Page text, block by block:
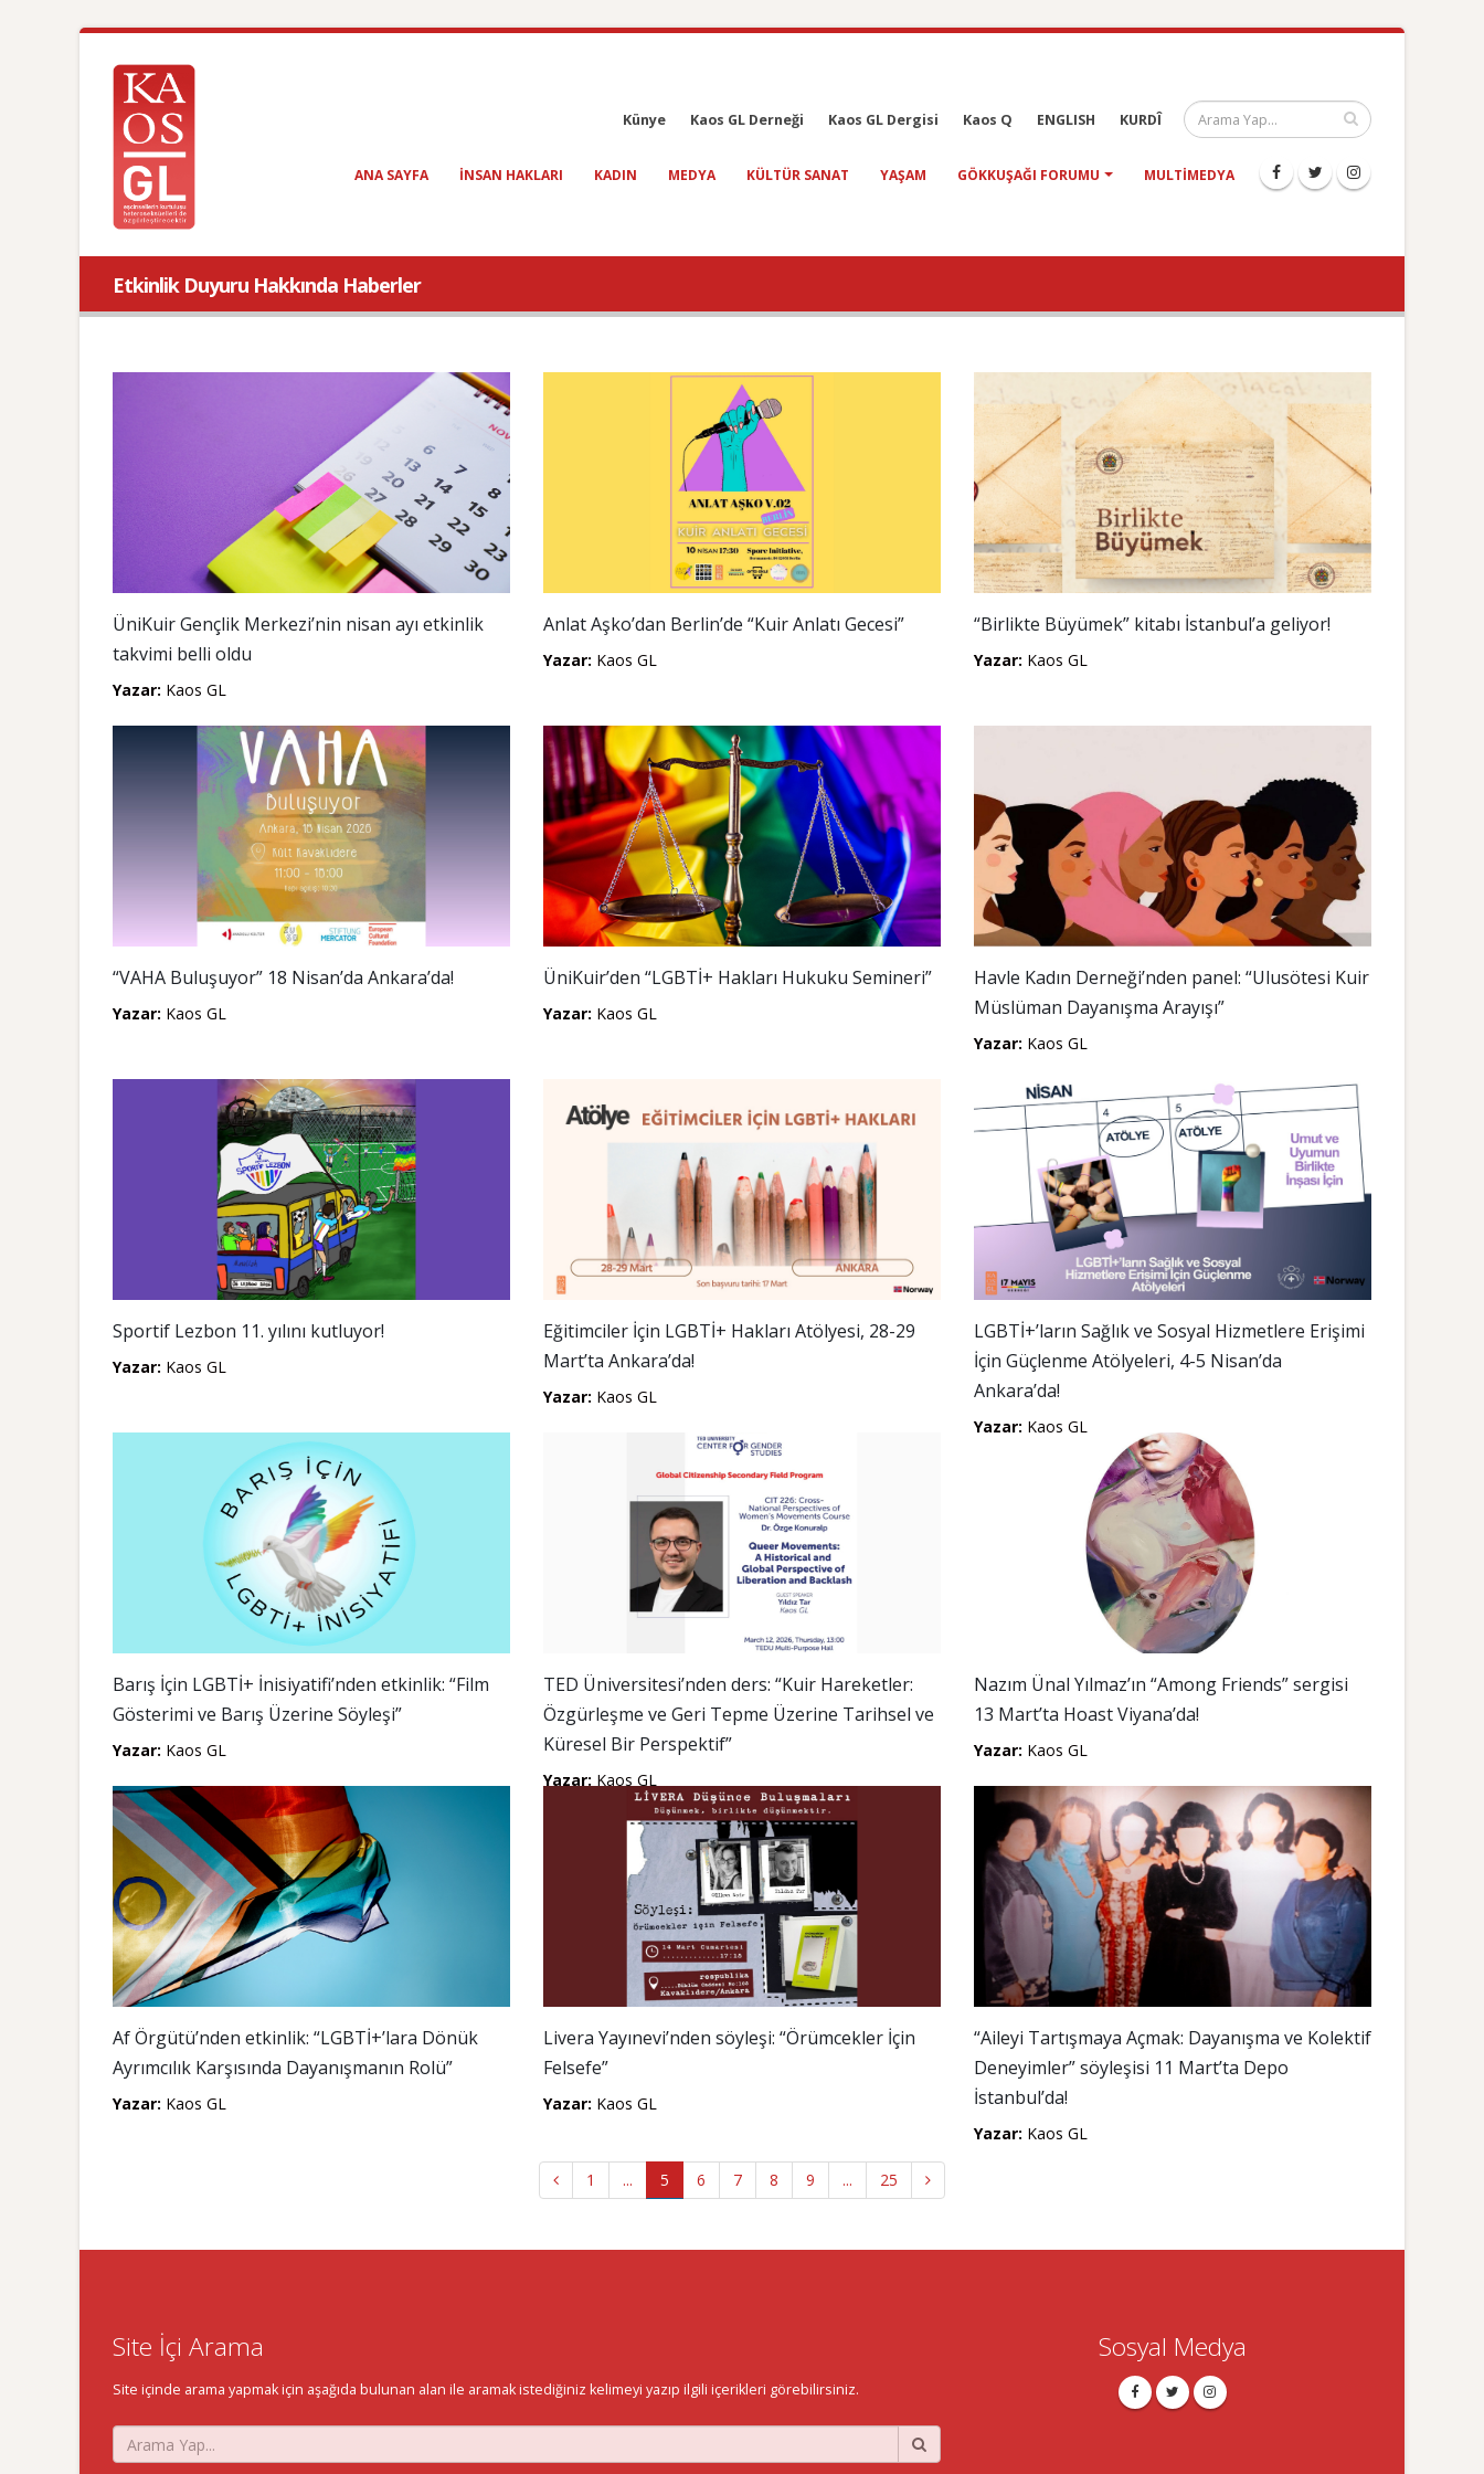
Künye Kaos GL Derneği Kaos GL Dergisi Kaos Q ENGLISH KURDÎ
ANA SAYFA INSAN HAKLARI KADIN MEDYA KÜLTÜR SANAT YAŞAM GÖKKUŞAĞI FORUMU MULTIMEDYA
Etkinlik Duyuru Hakkında Haberler
ÜniKuir Gençlik Merkezi’nin nisan ayı etkinlik
takvimi belli oldu
Yazar: Kaos GL
Anlat Aşko’dan Berlin’de “Kuir Anlatı Gecesi”
Yazar: Kaos GL
“Birlikte Büyümek” kitabı İstanbul’a geliyor!
Yazar: Kaos GL
“VAHA Buluşuyor” 18 Nisan’da Ankara’da!
Yazar: Kaos GL
ÜniKuir’den “LGBTİ+ Hakları Hukuku Semineri”
Yazar: Kaos GL
Havle Kadın Derneği’nden panel: “Ulusötesi Kuir
Müslüman Dayanışma Arayışı”
Yazar: Kaos GL
Sportif Lezbon 11. yılını kutluyor!
Yazar: Kaos GL
Eğitimciler İçin LGBTİ+ Hakları Atölyesi, 28-29
Mart’ta Ankara’da!
Yazar: Kaos GL
LGBTİ+’ların Sağlık ve Sosyal Hizmetlere Erişimi
İçin Güçlenme Atölyeleri, 4-5 Nisan’da
Ankara’da!
Yazar: Kaos GL
Barış İçin LGBTİ+ İnisiyatifi’nden etkinlik: “Film
Gösterimi ve Barış Üzerine Söyleşi”
Yazar: Kaos GL
TED Üniversitesi’nden ders: “Kuir Hareketler:
Özgürleşme ve Geri Tepme Üzerine Tarihsel ve
Küresel Bir Perspektif”
Yazar: Kaos GL
Nazım Ünal Yılmaz’ın “Among Friends” sergisi
13 Mart’ta Hoast Viyana’da!
Yazar: Kaos GL
Af Örgütü’nden etkinlik: “LGBTİ+’lara Dönük
Ayrımcılık Karşısında Dayanışmanın Rolü”
Yazar: Kaos GL
Livera Yayınevi’nden söyleşi: “Örümcekler İçin
Felsefe”
Yazar: Kaos GL
“Aileyi Tartışmaya Açmak: Dayanışma ve Kolektif
Deneyimler” söyleşisi 11 Mart’ta Depo
İstanbul’da!
Yazar: Kaos GL
1 ... 5 6 7 8 9 ... 25
Site İçi Arama
Site içinde arama yapmak için aşağıda bulunan alan ile aramak istediğiniz kelimeyi yazıp ilgili içerikleri görebilirsiniz.
Sosyal Medya